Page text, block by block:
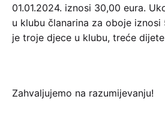
01.01.2024. iznosi 30,00 eura.
u klubu članarina za oboje
je troje djece u klubu, treće
Zahvaljujemo na razumijevanju!